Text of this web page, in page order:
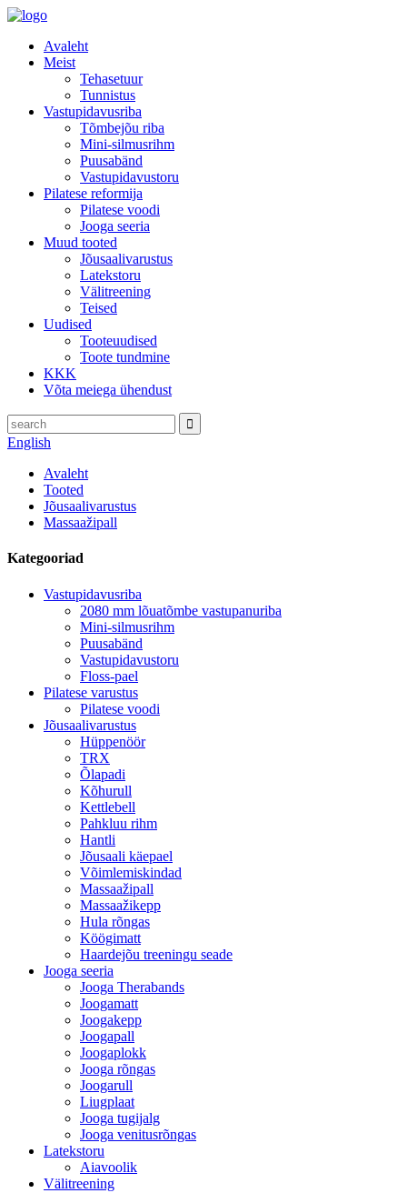
Avaleht
Meist
Tehasetuur
Tunnistus
Vastupidavusriba
Tõmbejõu riba
Mini-silmusrihm
Puusabänd
Vastupidavustoru
Pilatese reformija
Pilatese voodi
Jooga seeria
Muud tooted
Jõusaalivarustus
Latekstoru
Välitreening
Teised
Uudised
Tooteuudised
Toote tundmine
KKK
Võta meiega ühendust
English
Avaleht
Tooted
Jõusaalivarustus
Massaažipall
Kategooriad
Vastupidavusriba
2080 mm lõuatõmbe vastupanuriba
Mini-silmusrihm
Puusabänd
Vastupidavustoru
Floss-pael
Pilatese varustus
Pilatese voodi
Jõusaalivarustus
Hüppenöör
TRX
Õlapadi
Kõhurull
Kettlebell
Pahkluu rihm
Hantli
Jõusaali käepael
Võimlemiskindad
Massaažipall
Massaažikepp
Hula rõngas
Köögimatt
Haardejõu treeningu seade
Jooga seeria
Jooga Therabands
Joogamatt
Joogakepp
Joogapall
Joogaplokk
Jooga rõngas
Joogarull
Liugplaat
Jooga tugijalg
Jooga venitusrõngas
Latekstoru
Aiavoolik
Välitreening